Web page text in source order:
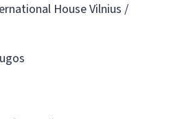
House Vilnius /